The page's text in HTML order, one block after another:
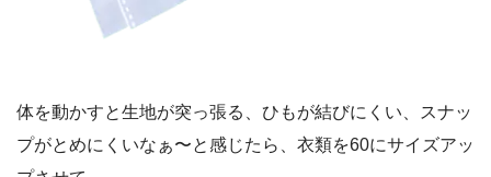
体を動かすと生地が突っ張る、ひもが結びにくい、スナッ
プがとめにくいなぁ〜と感じたら、衣類を60にサイズアッ